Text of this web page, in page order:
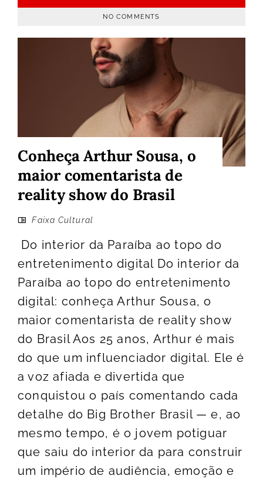
NO COMMENTS
Conheça Arthur Sousa, o
maior comentarista de
reality show do Brasil
Faixa Cultural
Do interior da Paraíba ao topo do
entretenimento digital Do interior da
Paraíba ao topo do entretenimento
digital: conheça Arthur Sousa, o
maior comentarista de reality show
do Brasil Aos 25 anos, Arthur é mais
do que um influenciador digital. Ele é
a voz afiada e divertida que
conquistou o país comentando cada
detalhe do Big Brother Brasil — e, ao
mesmo tempo, é o jovem potiguar
que saiu do interior da para construir
um império de audiência, emoção e